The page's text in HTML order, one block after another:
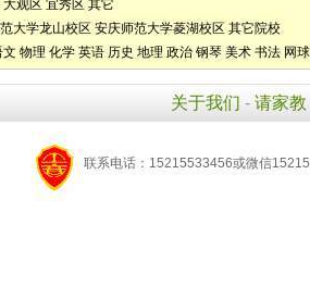
大观区 宜秀区 其它
大学龙山校区 安庆师范大学菱湖校区 其它院校
文 物理 化学 英语 历史 地理 政治 钢琴 美术 书法 网球
关于我们 - 请家教
联系电话：15215533456或微信